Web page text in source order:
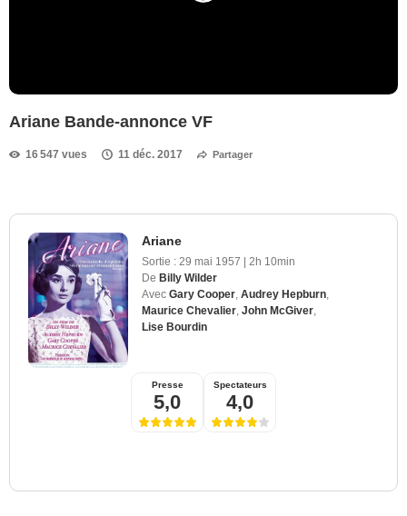
Ariane Bande-annonce VF
16 547 vues 11 déc. 2017 Partager
Ariane
Sortie : 29 mai 1957 | 2h 10min
De Billy Wilder
Avec Gary Cooper Audrey Hepburn
Maurice Chevalier John McGiver
Lise Bourdin
Presse
5,0
Spectateurs
4,0